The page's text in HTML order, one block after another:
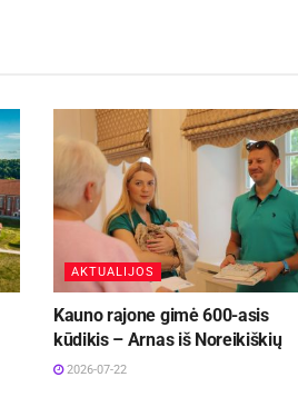
AKTUALIJOS
Kauno rajone gimė 600-asis
kūdikis – Arnas iš Noreikiškių
2026-07-22